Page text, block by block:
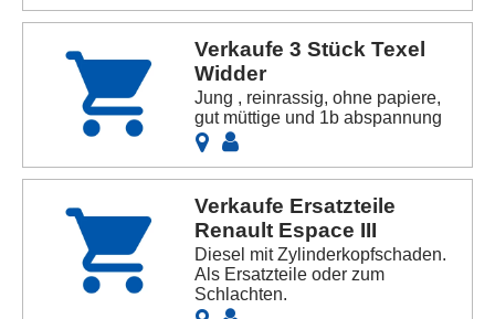
Verkaufe 3 Stück Texel
Widder
Jung , reinrassig, ohne papiere,
gut müttige und 1b abspannung
Verkaufe Ersatzteile
Renault Espace III
Diesel mit Zylinderkopfschaden.
Als Ersatzteile oder zum
Schlachten.